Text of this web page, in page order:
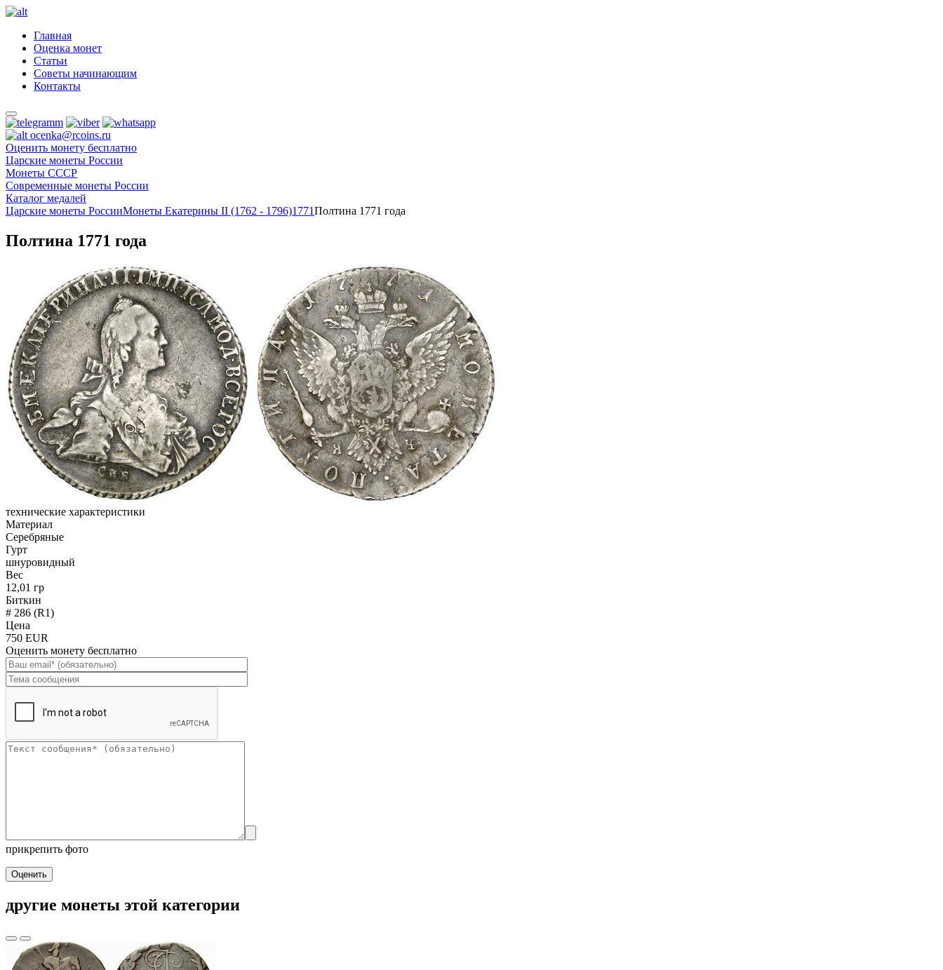
Главная
Оценка монет
Статьи
Советы начинающим
Контакты
ocenka@rcoins.ru
Оценить монету бесплатно
Царские монеты России
Монеты СССР
Современные монеты России
Каталог медалей
Царские монеты РоссииМонеты Екатерины II (1762 - 1796)1771Полтина 1771 года
Полтина 1771 года
технические характеристики
Материал
Серебряные
Гурт
шнуровидный
Вес
12,01 гр
Биткин
# 286 (R1)
Цена
750 EUR
Оценить монету бесплатно
прикрепить фото
Оценить
другие монеты этой категории